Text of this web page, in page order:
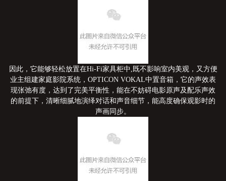
因此，它能够轻松放置在Hi-Fi家具柜中,既不影响室内美观，又方便
业主组建家庭影院系统，OPTICON VOKAL中置音箱，它的声效表
现张弛有度，达到了完美平衡性，能在不妨碍电影原声及配乐声效
的前提下，清晰细腻地演绎对话和声音细节，能高度确保观影时的
声画同步。